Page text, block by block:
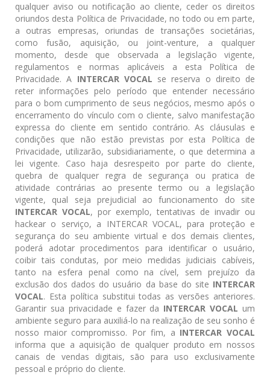
qualquer aviso ou notificação ao cliente, ceder os direitos
oriundos desta Política de Privacidade, no todo ou em parte,
a outras empresas, oriundas de transações societárias,
como fusão, aquisição, ou joint-venture, a qualquer
momento, desde que observada a legislação vigente,
regulamentos e normas aplicáveis a esta Política de
Privacidade. A INTERCAR VOCAL se reserva o direito de
reter informações pelo período que entender necessário
para o bom cumprimento de seus negócios, mesmo após o
encerramento do vínculo com o cliente, salvo manifestação
expressa do cliente em sentido contrário. As cláusulas e
condições que não estão previstas por esta Política de
Privacidade, utilizarão, subsidiariamente, o que determina a
lei vigente. Caso haja desrespeito por parte do cliente,
quebra de qualquer regra de segurança ou pratica de
atividade contrárias ao presente termo ou a legislação
vigente, qual seja prejudicial ao funcionamento do site
INTERCAR VOCAL, por exemplo, tentativas de invadir ou
hackear o serviço, a INTERCAR VOCAL, para proteção e
segurança do seu ambiente virtual e dos demais clientes,
poderá adotar procedimentos para identificar o usuário,
coibir tais condutas, por meio medidas judiciais cabíveis,
tanto na esfera penal como na cível, sem prejuízo da
exclusão dos dados do usuário da base do site INTERCAR
VOCAL. Esta política substitui todas as versões anteriores.
Garantir sua privacidade e fazer da INTERCAR VOCAL um
ambiente seguro para auxiliá-lo na realização de seu sonho é
nosso maior compromisso. Por fim, a INTERCAR VOCAL
informa que a aquisição de qualquer produto em nossos
canais de vendas digitais, são para uso exclusivamente
pessoal e próprio do cliente.